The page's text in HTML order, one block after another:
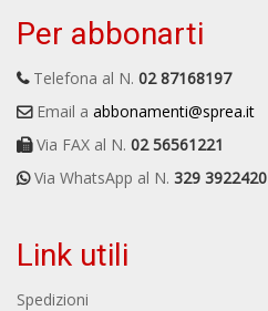
Per abbonarti
Telefona al N. 02 87168197
Email a abbonamenti@sprea.it
Via FAX al N. 02 56561221
Via WhatsApp al N. 329 3922420
Link utili
Spedizioni